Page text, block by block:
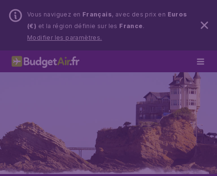
Vous naviguez en Français, avec des prix en Euros
(€) et la région définie sur les France.
Modifier les paramètres.